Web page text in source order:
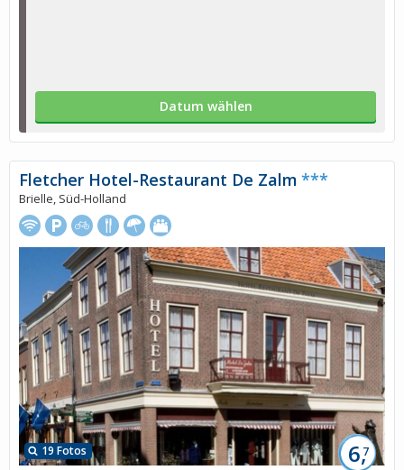
Datum wählen
19 Fotos 6,7
Fletcher Hotel-Restaurant De Zalm ***
Brielle, Süd-Holland